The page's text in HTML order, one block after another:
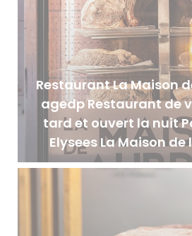
Restaurant La Maison
agedp Restaurant de
tard et ouvert la nuit
Elysees La Maison